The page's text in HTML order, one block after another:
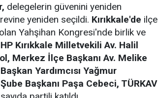
delegelerin güvenini yeniden
yeniden seçildi. Kırıkkale'de ilçe
Yahşihan Kongresi'nde birlik ve
Kırıkkale Milletvekili Av. Halil
Merkez İlçe Başkanı Av. Melike
Yardımcısı Yağmur
Başkanı Paşa Cebeci, TÜRKAV